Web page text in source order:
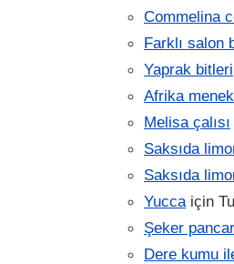
Commelina
Farklı salon
Yaprak bitleri
Afrika
Melisa çalısı
Saksıda
Saksıda
Yucca için
Şeker
Dere kumu